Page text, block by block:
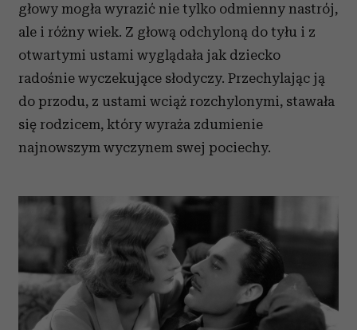
głowy mogła wyrazić nie tylko odmienny nastrój,
ale i różny wiek. Z głową odchyloną do tyłu i z
otwartymi ustami wyglądała jak dziecko
radośnie wyczekujące słodyczy. Przechylając ją
do przodu, z ustami wciąż rozchylonymi, stawała
się rodzicem, który wyraża zdumienie
najnowszym wyczynem swej pociechy.